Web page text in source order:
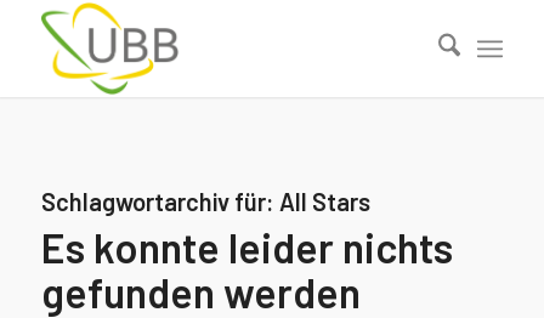
Schlagwortarchiv für: All Stars
Es konnte leider nichts
gefunden werden